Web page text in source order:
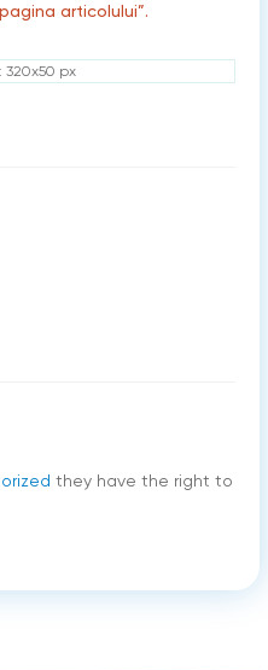
pagina articolului”.
px
they have the right to